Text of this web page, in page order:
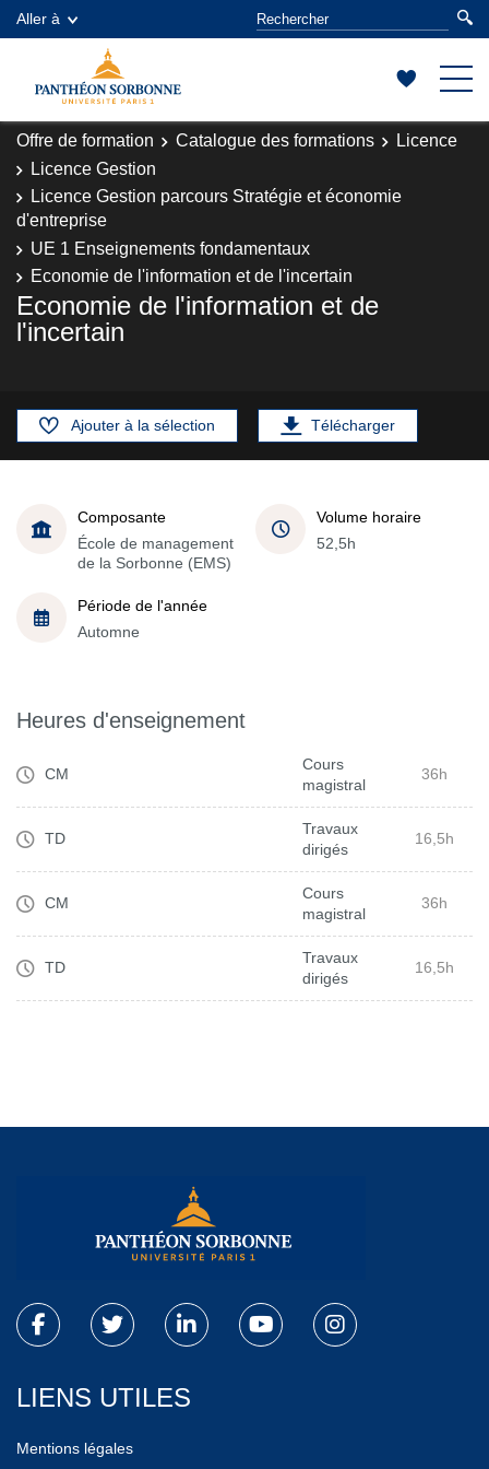
Aller à
Offre de formation Catalogue des formations
Licence
Licence Gestion
Licence Gestion parcours Stratégie et économie
d'entreprise
UE 1 Enseignements fondamentaux
Economie de l'information et de l'incertain
Economie de l'information et de
l'incertain
Ajouter à la sélection Télécharger
Composante
École de management
de la Sorbonne (EMS)
Volume horaire
52,5h
Période de l'année
Automne
Heures d'enseignement
CM
Cours
magistral
36h
TD
Travaux
dirigés
16,5h
CM
Cours
magistral
36h
TD
Travaux
dirigés
16,5h
LIENS UTILES
Mentions légales